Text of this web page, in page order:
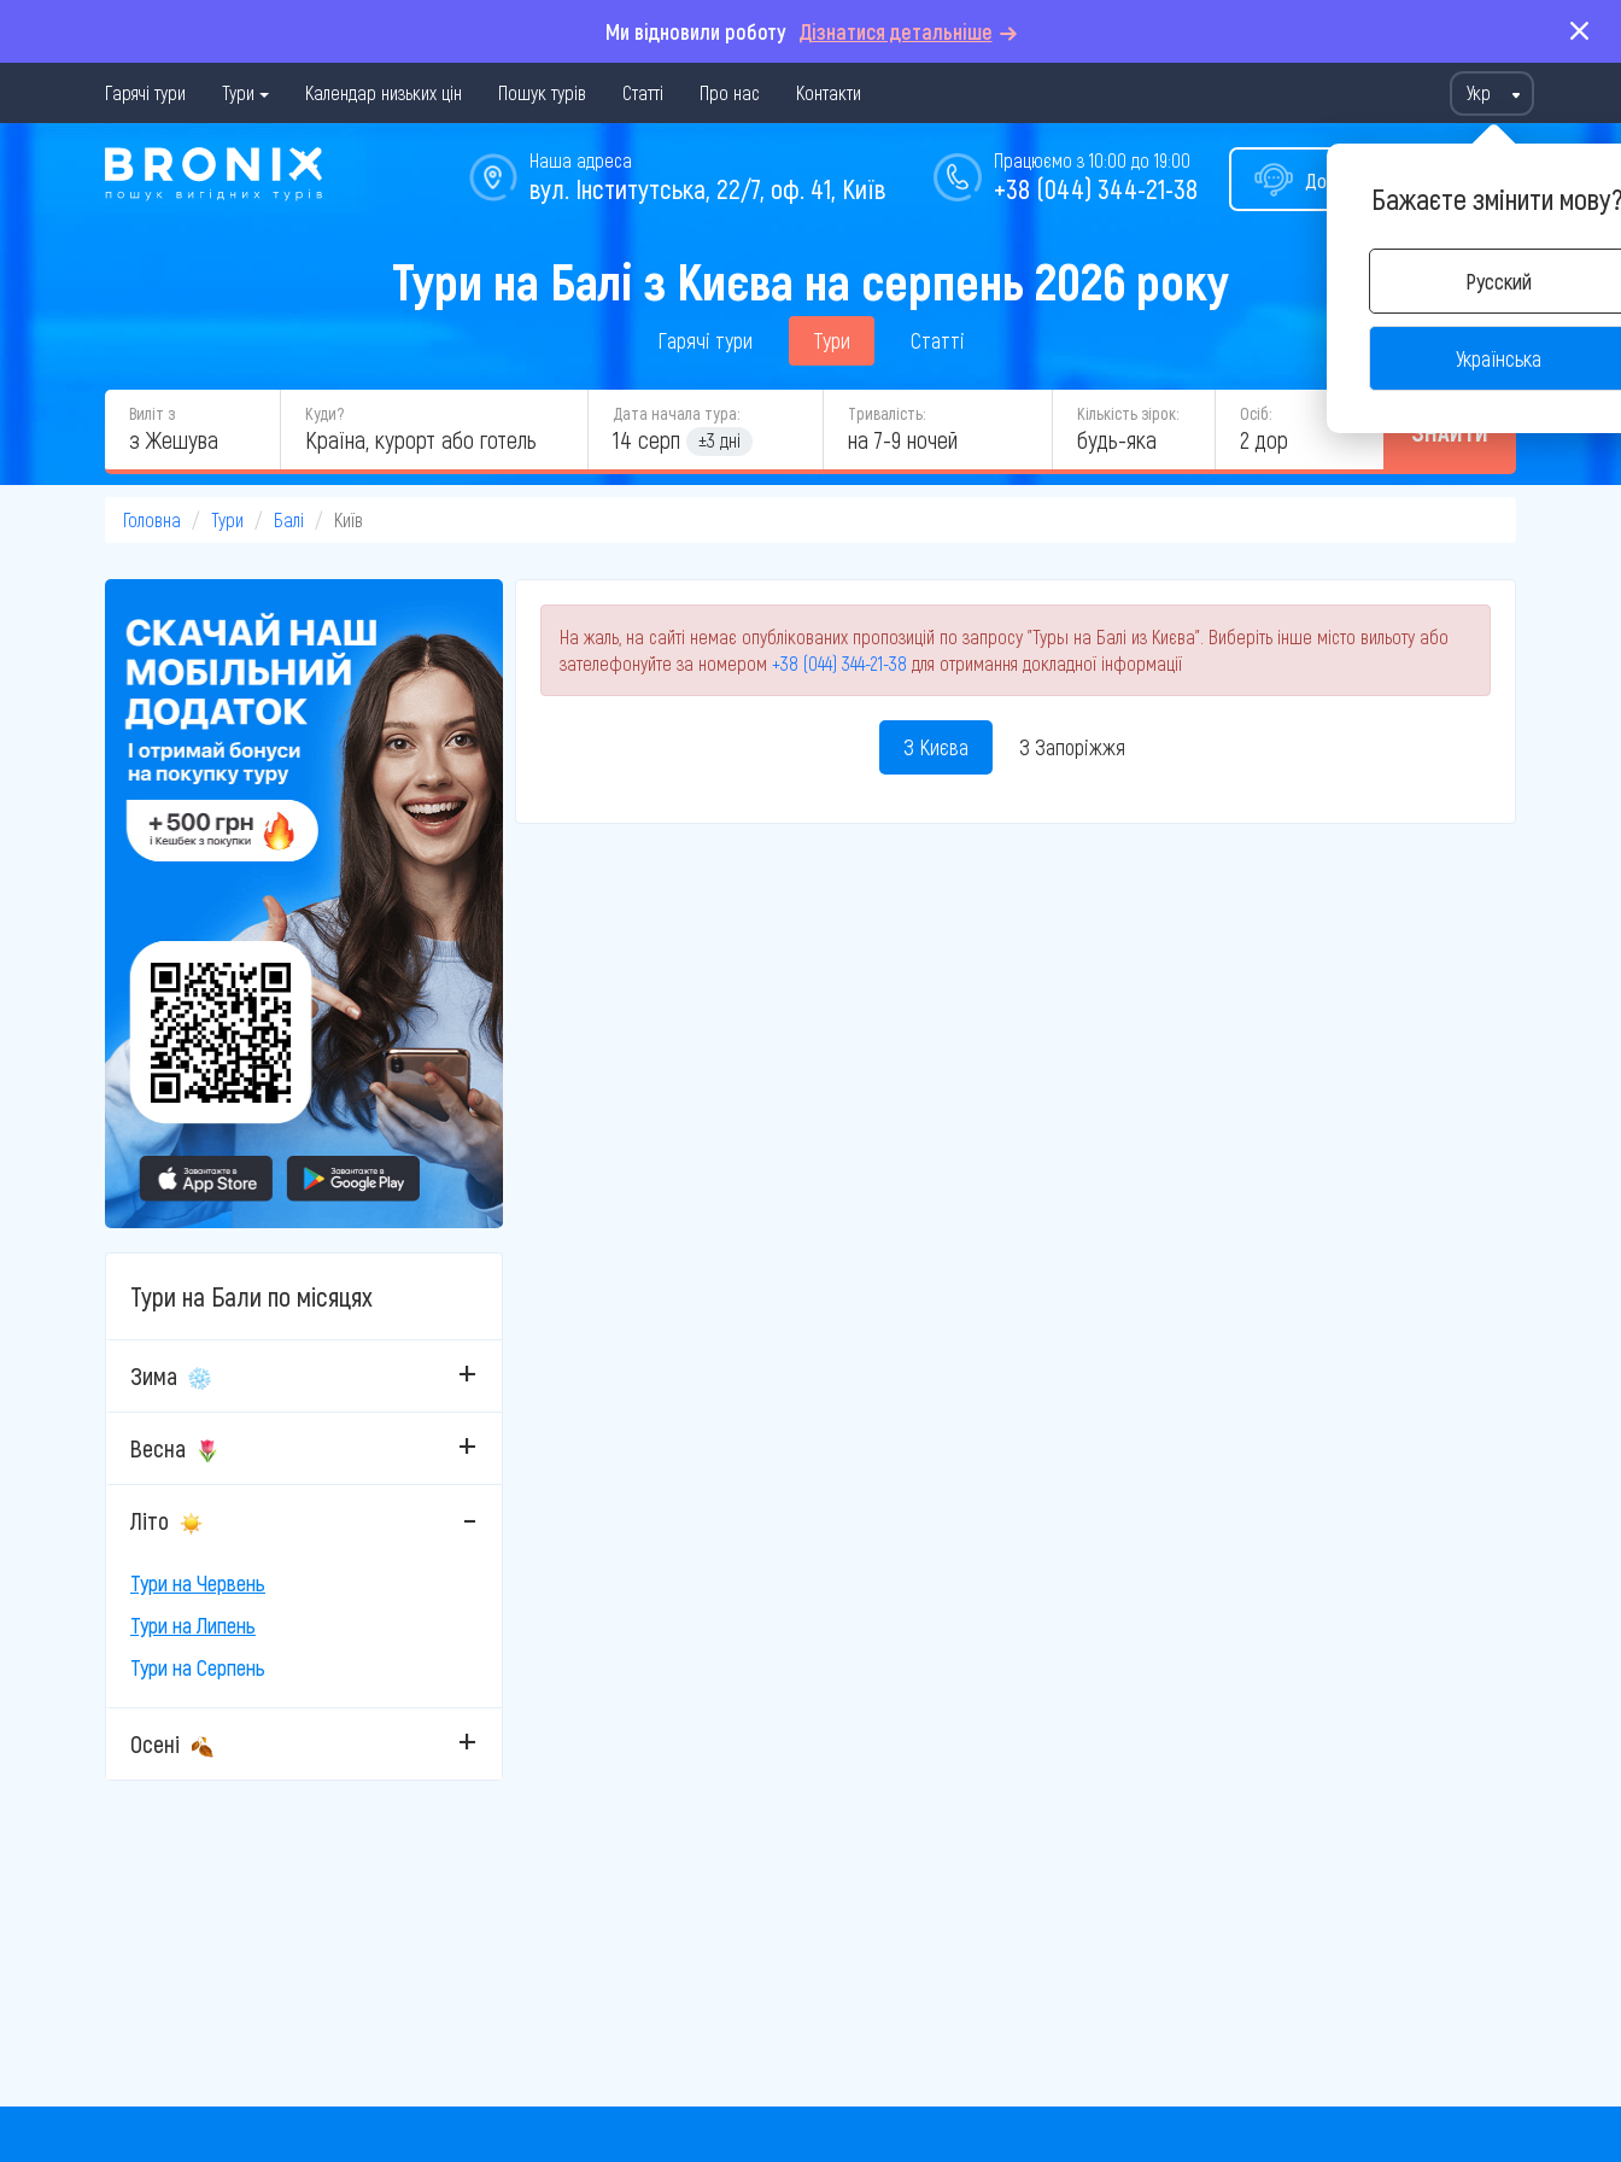
Ми відновили роботу Дізнатися детальніше
Гарячі тури Тури Календар низьких цін Пошук турів Статті Про нас Контакти Укр
Бажаєте змінити
Русский
Українська
Допомога у виборі туру
Працюємо з 10:00 до 19:00
+38 (044) 344-21-38
Наша адреса
вул. Інститутська, 22/7, оф. 41, Київ
Тури на Балі з Києва на серпень 2026 року
Гарячі тури Тури Статті
Виліт з
з Жешува
Куди? Дата начала тура:
14 серп ±3 дні
Тривалість:
на 7-9 ночей
Кількість зірок:
будь-яка
Осіб:
2 дор ЗНАЙТИ
Головна Тури Балі Київ
Тури на Бали по місяцях
Зима
Весна
Літо
Тури на Червень
Тури на Липень
Тури на Серпень
Осені
На жаль, на сайті немає опублікованих пропозицій по запросу "Туры на Балі из Києва". Виберіть інше місто вильоту або
зателефонуйте за номером +38 (044) 344-21-38 для отримання докладної інформації
З Києва З Запоріжжя